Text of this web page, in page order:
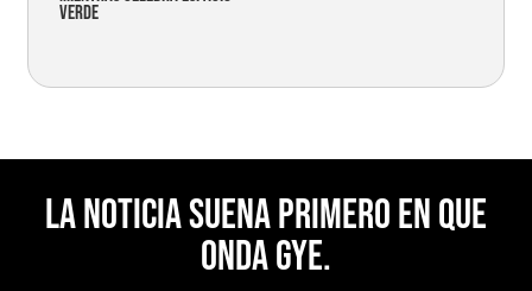
verde
La noticia suena primero en Que
Onda Gye.